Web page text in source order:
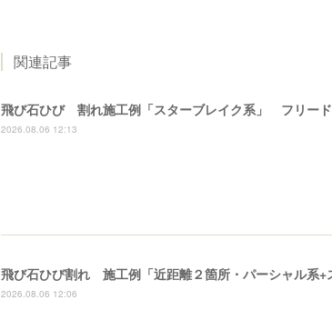
関連記事
飛び石ひび 割れ施工例「スターブレイク系」 フリード
2026.08.06 12:13
2026.08.06 12:06